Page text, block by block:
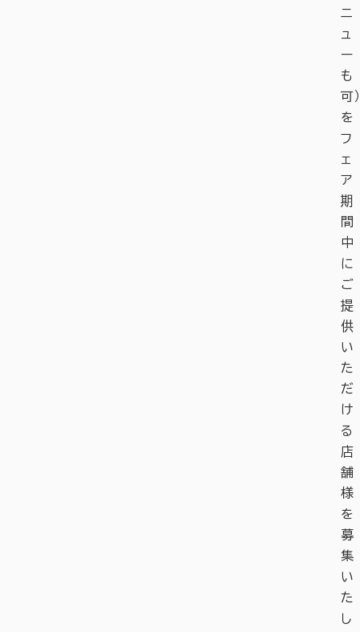
ニ
ュ
ー
も
可）
を
フ
ェ
ア
期
間
中
に
ご
提
供
い
た
だ
け
る
店
舗
様
を
募
集
い
た
し